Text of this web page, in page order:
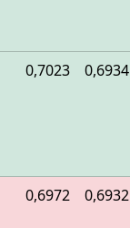
0,7023 0,6934
0,6972 0,6932